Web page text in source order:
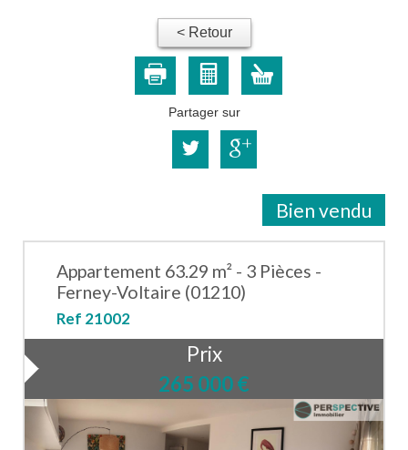
< Retour
Partager sur
Bien vendu
Appartement 63.29 m² - 3 Pièces -
Ferney-Voltaire (01210)
Ref 21002
Prix
265 000€